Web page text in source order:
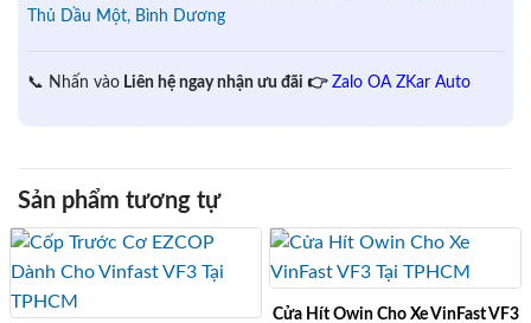
Thủ Dầu Một, Bình Dương
📞 Nhấn vào Liên hệ ngay nhận ưu đãi 👉 Zalo OA ZKar Auto
Sản phẩm tương tự
Cửa Hít Owin Cho Xe VinFast VF3